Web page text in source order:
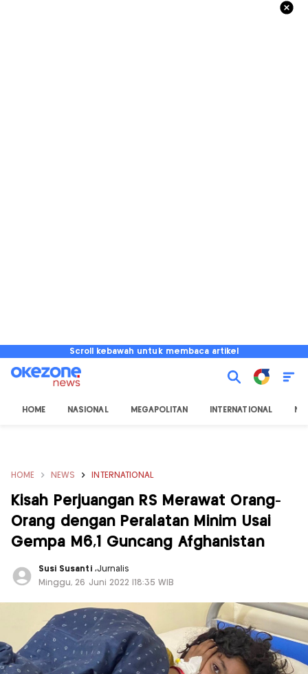
Scroll kebawah untuk membaca artikel
HOME NASIONAL MEGAPOLITAN INTERNATIONAL
HOME NEWS INTERNATIONAL
Kisah Perjuangan RS Merawat Orang-
Orang dengan Peralatan Minim Usai
Gempa M6,1 Guncang Afghanistan
Susi Susanti ,Jurnalis
Minggu, 26 Juni 2022 |18:35 WIB